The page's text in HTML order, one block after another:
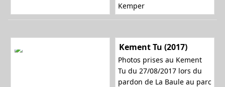
Kemper
Kement Tu (2017)
Photos prises au Kement
Tu du 27/08/2017 lors du
pardon de La Baule au parc